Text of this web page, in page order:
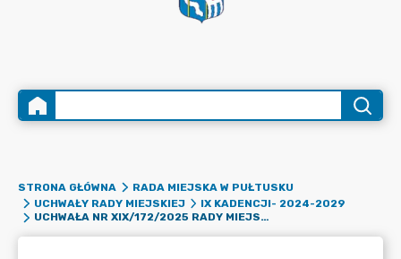
STRONA GŁÓWNA
RADA MIEJSKA W PUŁTUSKU
UCHWAŁY RADY MIEJSKIEJ
IX KADENCJI- 2024-2029
UCHWAŁA NR XIX/172/2025 RADY MIEJSKIEJ W PUŁTUSKU Z DNIA 22 MAJA 2025 R. W SPRAWIE WYDZIERŻAWIENIA CZĘŚCI DZIAŁKI NR EWID. 87/7 POŁOŻONEJ W OBRĘBIE 28 MIASTA PUŁTUSK